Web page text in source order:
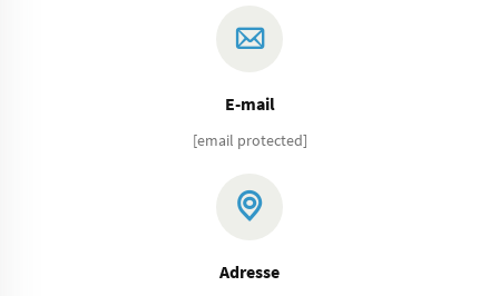
E-mail
[email protected]
Adresse